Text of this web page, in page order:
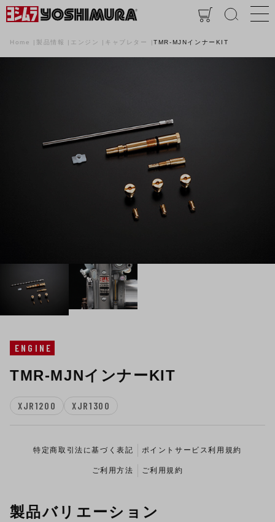
Home 製品情報 エンジン キャブレター TMR-MJNインナーKIT
ENGINE
TMR-MJNインナーKIT
XJR1200 XJR1300
特定商取引法に基づく表記 ポイントサービス利用規約
ご利用方法 ご利用規約
製品バリエーション